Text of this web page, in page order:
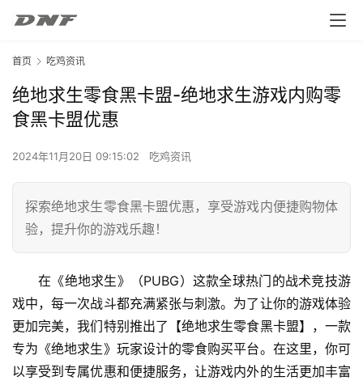
首页 吃鸡资讯
绝地求生零食黑卡盟-绝地求生游戏内购零
食黑卡盟优惠
2024年11月20日 09:15:02 吃鸡资讯
探索绝地求生零食黑卡盟优惠，享受游戏内便捷购物体
验，提升你的游戏乐趣！
在《绝地求生》（PUBG）这款全球热门的战术竞技游
戏中，每一次战斗都充满紧张与刺激。为了让你的游戏体验
更加完美，我们特别推出了【绝地求生零食黑卡盟】，一款
专为《绝地求生》玩家设计的零食购买平台。在这里，你可
以享受到专属优惠和便捷服务，让游戏内外的生活更加丰富